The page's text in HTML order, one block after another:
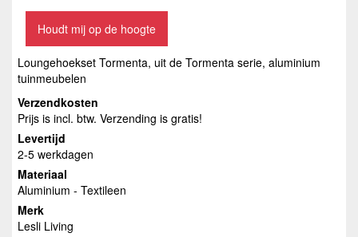
Houdt mij op de hoogte
Loungehoekset Tormenta, uit de Tormenta serie, aluminium
tuinmeubelen
Verzendkosten
Prijs is incl. btw. Verzending is gratis!
Levertijd
2-5 werkdagen
Materiaal
Aluminium - Textileen
Merk
Lesli Living